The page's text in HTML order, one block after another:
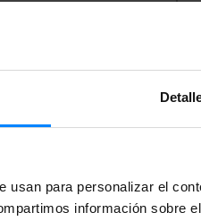
usan para personalizar el
información sobre
|k-